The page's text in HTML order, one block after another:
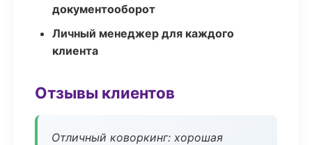
документооборот
Личный менеджер для каждого
клиента
Отзывы клиентов
Отличный коворкинг: хорошая